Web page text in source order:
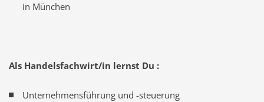
in München
Als Handelsfachwirt/in lernst Du :
Unternehmensführung und -steuerung